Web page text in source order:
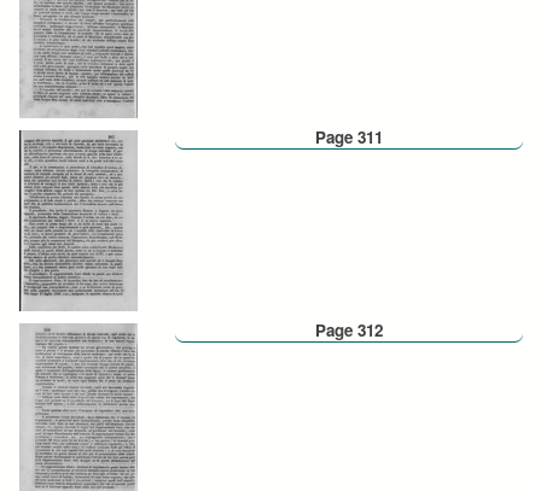
Page 311
Page 312